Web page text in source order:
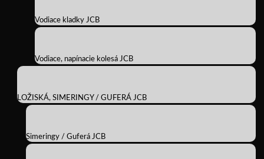
Vodiace kladky JCB
Vodiace, napínacie kolesá JCB
LOŽISKÁ, SIMERINGY / GUFERÁ JCB
Simeringy / Guferá JCB